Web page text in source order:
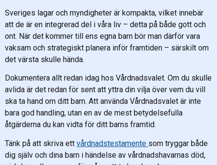
Sveriges lagar och myndigheter är kompakta, vilket innebär
att de är en integrerad del i våra liv – detta på både gott och
ont. När det kommer till ens egna barn bör man därför vara
vaksam och strategiskt planera inför framtiden – särskilt om
det värsta skulle hända.
Dokumentera allt redan idag hos Vårdnadsvalet. Om du skulle
avlida är det redan för sent att yttra din vilja över vem du vill
ska ta hand om ditt barn. Att använda Vårdnadsvalet är inte
bara god handling, utan en av de mest betydelsefulla
åtgärderna du kan vidta för ditt barns framtid.
Tänk på att skriva ett vårdnadstestamente som tryggar både
dig själv och dina barn i händelse av vårdnadshavarnas död,